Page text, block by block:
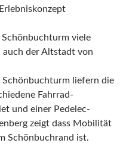
viele
auch der Altstadt von
Schönbuchturm liefern die
Fahrrad-
und einer Pedelec-
zeigt dass Mobilität
Schönbuchrand ist.